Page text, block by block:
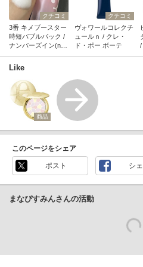
クチコミ
3番 キメブースター
時短バブルパック /
ナンバーズイン(nu
クチコミ
ヴォワールコレクチ
ュールｎ / クレ・
ド・ポー ボーテ
/
Like
商品
このページをシェア
ポスト シ
まなぴすみんさんの活動